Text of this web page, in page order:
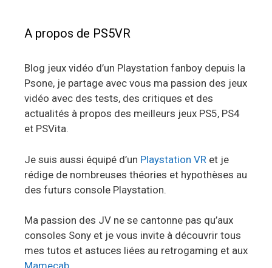
A propos de PS5VR
Blog jeux vidéo d’un Playstation fanboy depuis la
Psone, je partage avec vous ma passion des jeux
vidéo avec des tests, des critiques et des
actualités à propos des meilleurs jeux PS5, PS4
et PSVita.
Je suis aussi équipé d’un Playstation VR et je
rédige de nombreuses théories et hypothèses au
des futurs console Playstation.
Ma passion des JV ne se cantonne pas qu’aux
consoles Sony et je vous invite à découvrir tous
mes tutos et astuces liées au retrogaming et aux